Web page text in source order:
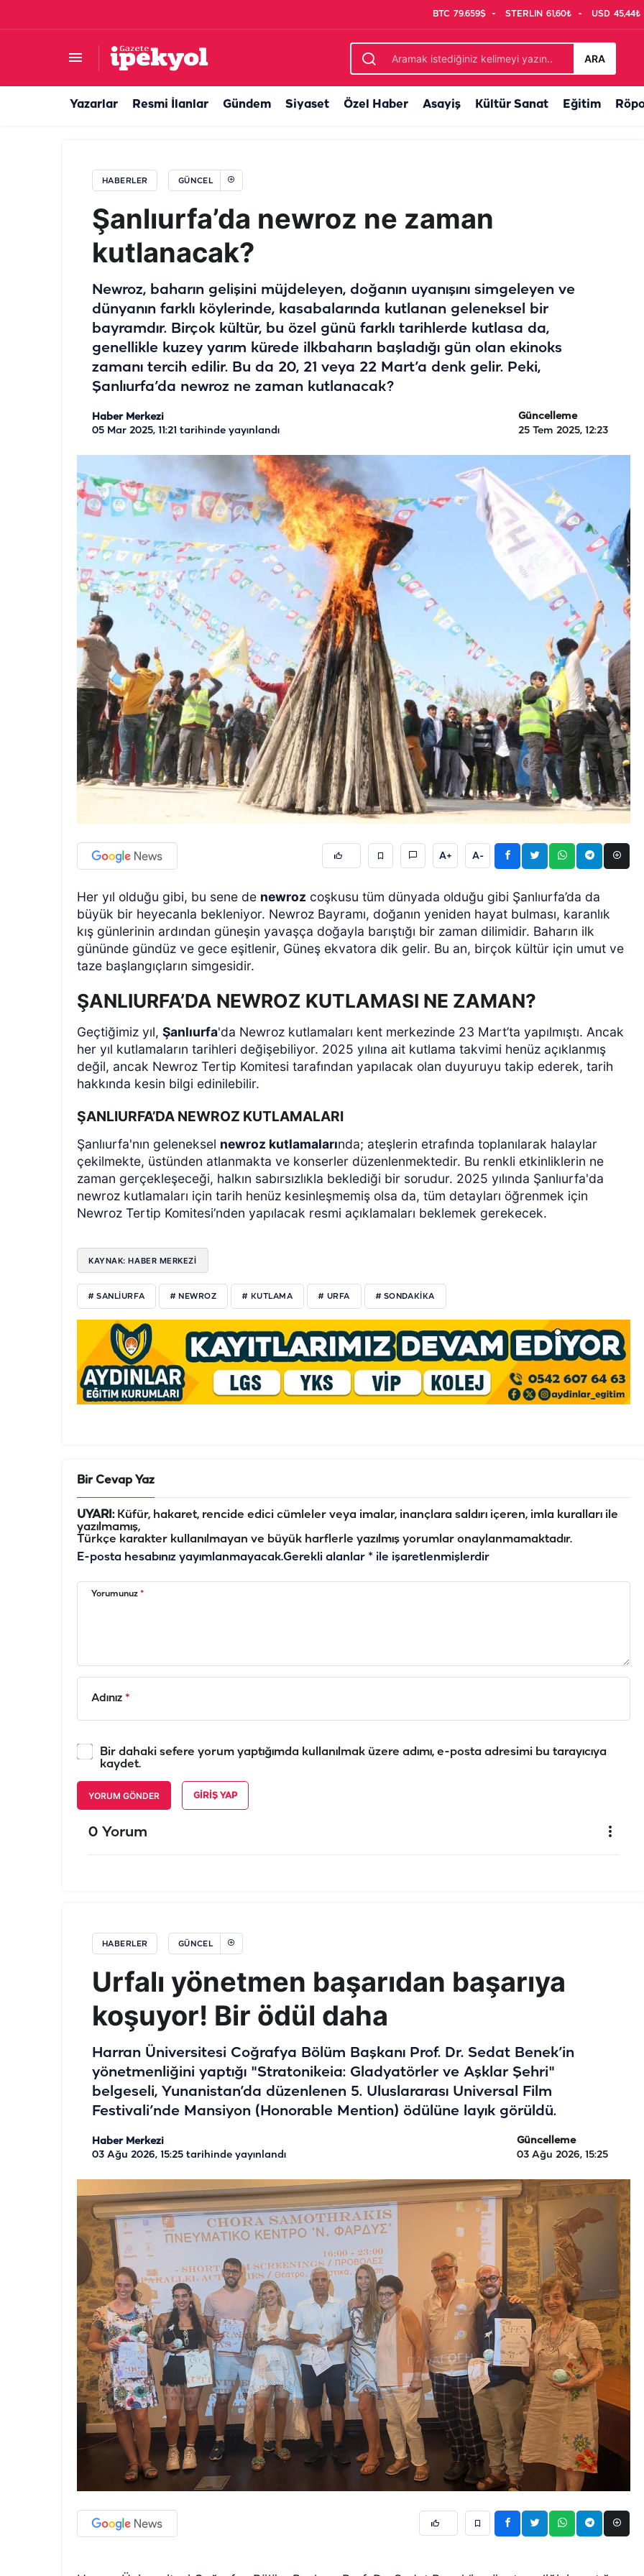
BTC 79.659$ STERLIN 61,60₺ USD 45,44₺
ARA
Yazarlar Resmi İlanlar Gündem Siyaset Özel Haber Asayiş Kültür Sanat Eğitim
HABERLER GÜNCEL
Şanlıurfa’da newroz ne zaman
kutlanacak?
Newroz, baharın gelişini müjdeleyen, doğanın uyanışını simgeleyen ve
dünyanın farklı köylerinde, kasabalarında kutlanan geleneksel bir
bayramdır. Birçok kültür, bu özel günü farklı tarihlerde kutlasa da,
genellikle kuzey yarım kürede ilkbaharın başladığı gün olan ekinoks
zamanı tercih edilir. Bu da 20, 21 veya 22 Mart’a denk gelir. Peki,
Şanlıurfa’da newroz ne zaman kutlanacak?
Haber Merkezi
05 Mar 2025, 11:21 tarihinde yayınlandı
Güncelleme
25 Tem 2025, 12:23
A+ A-
Her yıl olduğu gibi, bu sene de newroz coşkusu tüm dünyada olduğu gibi Şanlıurfa’da da
büyük bir heyecanla bekleniyor. Newroz Bayramı, doğanın yeniden hayat bulması, karanlık
kış günlerinin ardından güneşin yavaşça doğayla barıştığı bir zaman dilimidir. Baharın ilk
gününde gündüz ve gece eşitlenir, Güneş ekvatora dik gelir. Bu an, birçok kültür için umut ve
taze başlangıçların simgesidir.
ŞANLIURFA’DA NEWROZ KUTLAMASI NE ZAMAN?
Geçtiğimiz yıl,Şanlıurfa'da Newroz kutlamaları kent merkezinde 23 Mart’ta yapılmıştı. Ancak
her yıl kutlamaların tarihleri değişebiliyor. 2025 yılına ait kutlama takvimi henüz açıklanmış
değil, ancak Newroz Tertip Komitesi tarafından yapılacak olan duyuruyu takip ederek, tarih
hakkında kesin bilgi edinilebilir.
ŞANLIURFA’DA NEWROZ KUTLAMALARI
Şanlıurfa'nın geleneksel newroz kutlamalarında; ateşlerin etrafında toplanılarak halaylar
çekilmekte, üstünden atlanmakta ve konserler düzenlenmektedir. Bu renkli etkinliklerin ne
zaman gerçekleşeceği, halkın sabırsızlıkla beklediği bir sorudur. 2025 yılında Şanlıurfa'da
newroz kutlamaları için tarih henüz kesinleşmemiş olsa da, tüm detayları öğrenmek için
Newroz Tertip Komitesi’nden yapılacak resmi açıklamaları beklemek gerekecek.
KAYNAK: HABER MERKEZİ
# SANLIURFA # NEWROZ # KUTLAMA # URFA # SONDAKIKA
Bir Cevap Yaz
UYARI:Küfür, hakaret, rencide edici cümleler veya imalar, inançlara saldırı içeren, imla kuralları ile
yazılmamış,
Türkçe karakter kullanılmayan ve büyük harflerle yazılmış yorumlar onaylanmamaktadır.
E-posta hesabınız yayımlanmayacak.Gerekli alanlar * ile işaretlenmişlerdir
Yorumunuz *
Adınız *
Bir dahaki sefere yorum yaptığımda kullanılmak üzere adımı, e-posta adresimi bu tarayıcıya
kaydet.
YORUM GÖNDER GIRIŞ YAP
0 Yorum
ÖZEL HABER
HABERLER GÜNCEL
Urfalı yönetmen başarıdan başarıya
koşuyor! Bir ödül daha
Harran Üniversitesi Coğrafya Bölüm Başkanı Prof. Dr. Sedat Benek’in
yönetmenliğini yaptığı "Stratonikeia: Gladyatörler ve Aşklar Şehri"
belgeseli, Yunanistan’da düzenlenen 5. Uluslararası Universal Film
Festivali’nde Mansiyon (Honorable Mention) ödülüne layık görüldü.
Haber Merkezi
03 Ağu 2026, 15:25 tarihinde yayınlandı
Güncelleme
03 Ağu 2026, 15:25